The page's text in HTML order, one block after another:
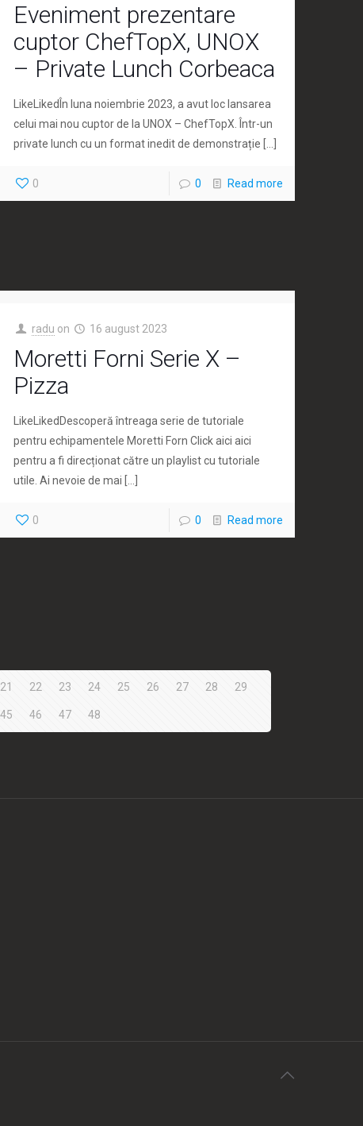
Eveniment prezentare
cuptor ChefTopX, UNOX
– Private Lunch Corbeaca
LikeLikedÎn luna noiembrie 2023, a avut loc lansarea
celui mai nou cuptor de la UNOX – ChefTopX. Într-un
private lunch cu un format inedit de demonstrație
0 0 Read more
radu on 16 august 2023
Moretti Forni Serie X –
Pizza
LikeLikedDescoperă întreaga serie de tutoriale
pentru echipamentele Moretti Forn Click aici aici
pentru a fi direcționat către un playlist cu tutoriale
utile. Ai nevoie de mai
0 0 Read more
21 22 23 24 25 26 27 28 29
45 46 47 48